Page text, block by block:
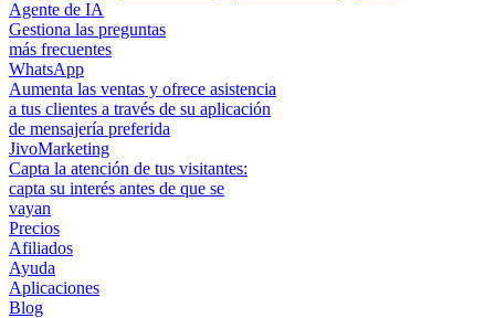
Agente de IA
Gestiona las preguntas
más frecuentes
WhatsApp
Aumenta las ventas y ofrece asistencia
a tus clientes a través de su aplicación
de mensajería preferida
JivoMarketing
Capta la atención de tus visitantes:
capta su interés antes de que se
vayan
Precios
Afiliados
Ayuda
Aplicaciones
Blog